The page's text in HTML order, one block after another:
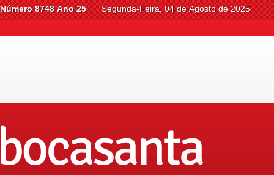
Número 8748 Ano 25 Segunda-Feira, 04 de Agosto de 2025